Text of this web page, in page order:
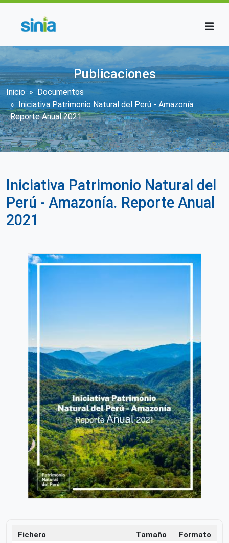
Publicaciones
Sobrescribir enlaces de ayuda a la
Inicio
Documentos
Iniciativa Patrimonio Natural del Perú - Amazonía.
Reporte Anual 2021
Iniciativa Patrimonio Natural del
Perú - Amazonía. Reporte Anual
2021
Fichero Tamaño
Formato